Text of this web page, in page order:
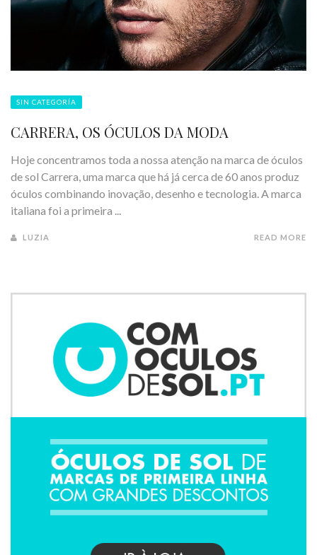
SIN CATEGORÍA
CARRERA, OS ÓCULOS DA MODA
Hoje concentramos toda a nossa atenção na marca de óculos
de sol Carrera, uma marca que há já cerca de 60 anos produz
óculos combinando inovação, desenho e tecnologia. A marca
italiana foi a primeira ...
LUZIA READ MORE